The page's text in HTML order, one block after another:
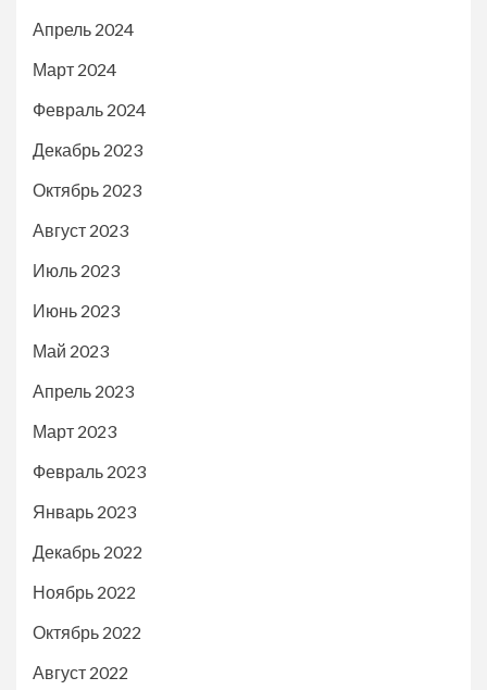
Апрель 2024
Март 2024
Февраль 2024
Декабрь 2023
Октябрь 2023
Август 2023
Июль 2023
Июнь 2023
Май 2023
Апрель 2023
Март 2023
Февраль 2023
Январь 2023
Декабрь 2022
Ноябрь 2022
Октябрь 2022
Август 2022